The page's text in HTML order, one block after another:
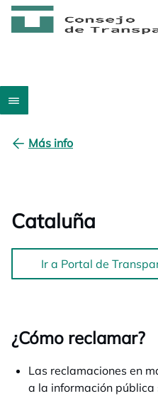
Más info
Cataluña
Ir a Portal de
¿Cómo reclamar?
Las reclamaciones en
a la información